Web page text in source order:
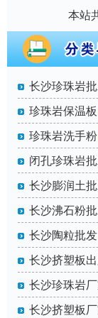
本站
长沙珍珠岩
珍珠岩保温板
珍珠岩洗手粉
闭孔珍珠岩
长沙膨润土
长沙沸石粉
长沙陶粒批发
长沙挤塑板
长沙珍珠岩
长沙挤塑板